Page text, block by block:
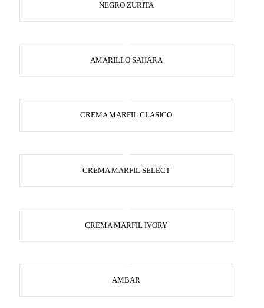
NEGRO ZURITA
AMARILLO SAHARA
CREMA MARFIL CLASICO
CREMA MARFIL SELECT
CREMA MARFIL IVORY
AMBAR